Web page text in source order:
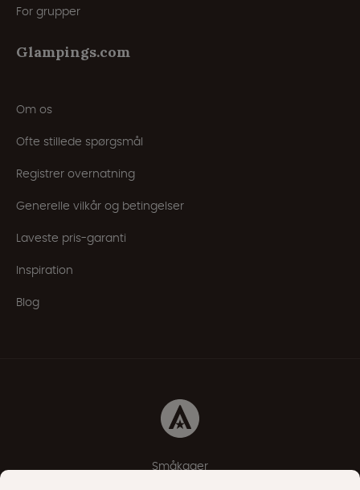
For grupper
Glampings.com
Om os
Ofte stillede spørgsmål
Registrer overnatning
Generelle vilkår og betingelser
Laveste pris-garanti
Inspiration
Blog
Småkager